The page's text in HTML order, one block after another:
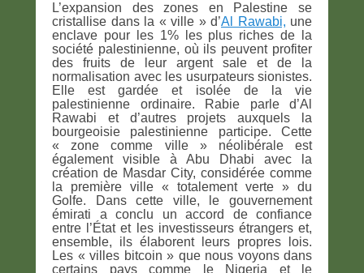
L’expansion des zones en Palestine se
cristallise dans la « ville » d’Al Rawabi, une
enclave pour les 1% les plus riches de la
société palestinienne, où ils peuvent profiter
des fruits de leur argent sale et de la
normalisation avec les usurpateurs sionistes.
Elle est gardée et isolée de la vie
palestinienne ordinaire. Rabie parle d’Al
Rawabi et d’autres projets auxquels la
bourgeoisie palestinienne participe. Cette
« zone comme ville » néolibérale est
également visible à Abu Dhabi avec la
création de Masdar City, considérée comme
la première ville « totalement verte » du
Golfe. Dans cette ville, le gouvernement
émirati a conclu un accord de confiance
entre l’État et les investisseurs étrangers et,
ensemble, ils élaborent leurs propres lois.
Les « villes bitcoin » que nous voyons dans
certains pays comme le Nigeria et le